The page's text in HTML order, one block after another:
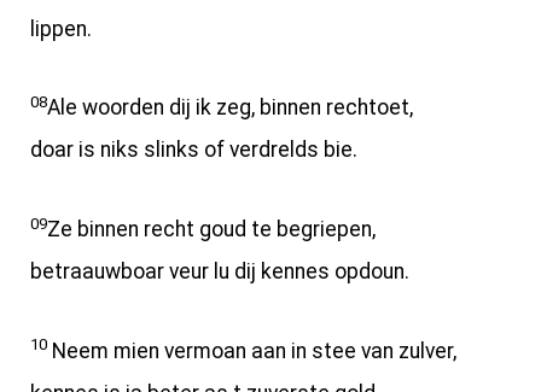
lippen.
08Ale woorden dij ik zeg, binnen rechtoet,
doar is niks slinks of verdrelds bie.
09Ze binnen recht goud te begriepen,
betraauwboar veur lu dij kennes opdoun.
10 Neem mien vermoan aan in stee van zulver,